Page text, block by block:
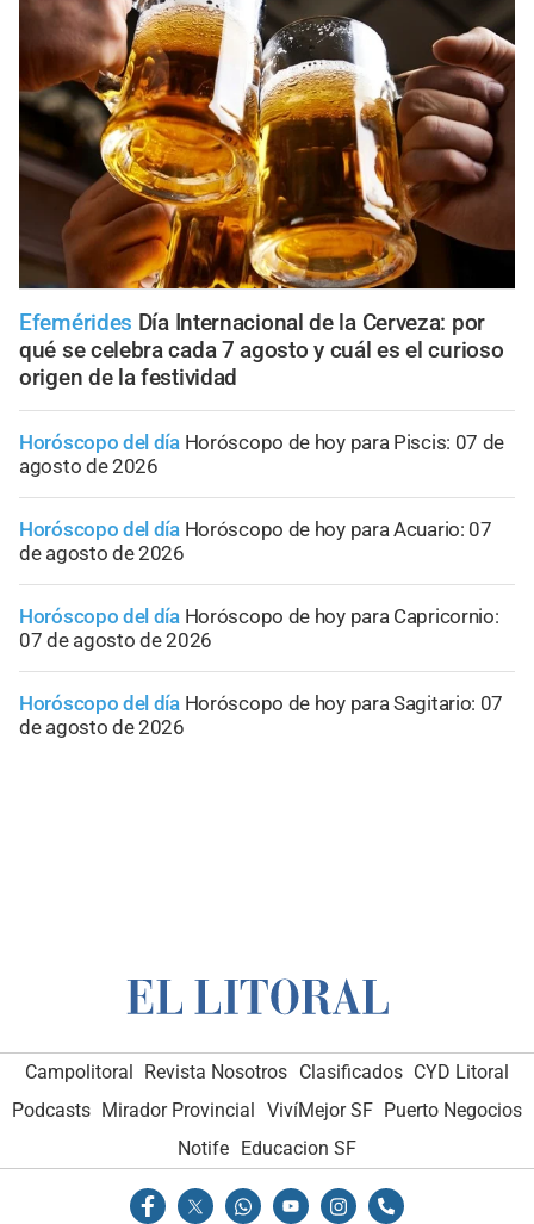
Efemérides Día Internacional de la Cerveza: por
qué se celebra cada 7 agosto y cuál es el curioso
origen de la festividad
Horóscopo del día Horóscopo de hoy para Piscis: 07 de
agosto de 2026
Horóscopo del día Horóscopo de hoy para Acuario: 07
de agosto de 2026
Horóscopo del día Horóscopo de hoy para Capricornio:
07 de agosto de 2026
Horóscopo del día Horóscopo de hoy para Sagitario: 07
de agosto de 2026
Campolitoral Revista Nosotros Clasificados CYD Litoral
Podcasts Mirador Provincial VivíMejor SF Puerto Negocios
Notife Educacion SF